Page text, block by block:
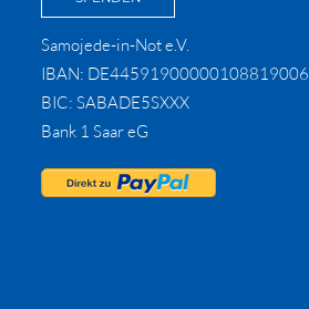
Samojede-in-Not e.V.
IBAN: DE44591900000108819006
BIC: SABADE5SXXX
Bank 1 Saar eG